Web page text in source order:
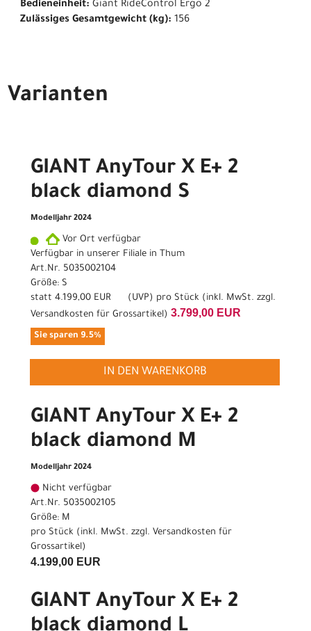
Bedieneinheit: Giant RideControl Ergo 2
Zulässiges Gesamtgewicht (kg): 156
Varianten
GIANT AnyTour X E+ 2
black diamond S
Modelljahr 2024
Vor Ort verfügbar
Verfügbar in unserer Filiale in Thum
Art.Nr. 5035002104
Größe: S
statt 4.199,00 EUR ( UVP) pro Stück (inkl. MwSt. zzgl.
Versandkosten für Grossartikel) 3.799,00 EUR
Sie sparen 9.5%
IN DEN WARENKORB
GIANT AnyTour X E+ 2
black diamond M
Modelljahr 2024
Nicht verfügbar
Art.Nr. 5035002105
Größe: M
pro Stück (inkl. MwSt. zzgl. Versandkosten für
Grossartikel)
4.199,00 EUR
GIANT AnyTour X E+ 2